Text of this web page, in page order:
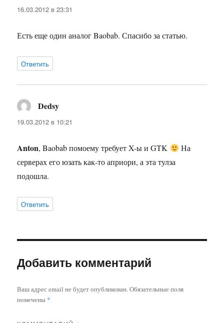
16.03.2012 в 23:31
Есть еще один аналог Baobab. Спасибо за статью.
Ответить
Dedsy
19.03.2012 в 10:21
Anton, Baobab помоему требует X-ы и GTK
На
серверах его юзать как-то априори, а эта тулза
подошла.
Ответить
Добавить комментарий
Ваш адрес email не будет опубликован.Обязательные поля
помечены *